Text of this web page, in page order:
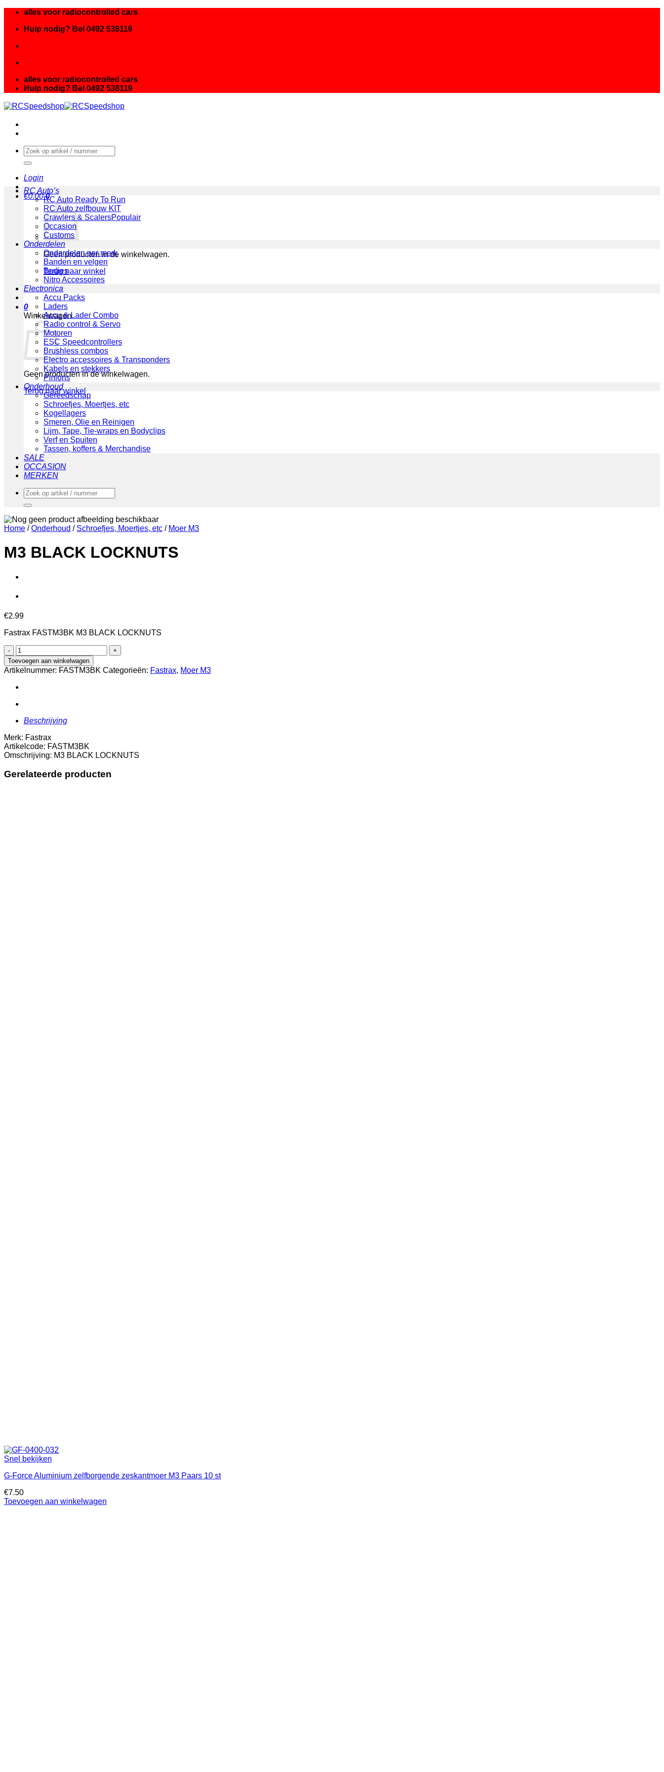
inhoud
alles voor radiocontrolled cars
Hulp nodig? Bel 0492 538119
alles voor radiocontrolled cars
Hulp nodig? Bel 0492 538119
Zoeken
naar:
Login
€0.00 0
Geen producten in de winkelwagen.
Terug naar winkel
0
Winkelwagen
Geen producten in de winkelwagen.
Terug naar winkel
RC Auto’s
RC Auto Ready To Run
RC Auto zelfbouw KIT
Crawlers & Scalers
Occasion
Customs
Onderdelen
Onderdelen per merk
Banden en velgen
Bodies
Nitro Accessoires
Electronica
Accu Packs
Laders
Accu & Lader Combo
Radio control & Servo
Motoren
ESC Speedcontrollers
Brushless combos
Electro accessoires & Transponders
Kabels en stekkers
Pinions
Onderhoud
Gereedschap
Schroefjes, Moertjes, etc
Kogellagers
Smeren, Olie en Reinigen
Lijm, Tape, Tie-wraps en Bodyclips
Verf en Spuiten
Tassen, koffers & Merchandise
SALE
OCCASION
MERKEN
Zoeken
naar:
Home / Onderhoud / Schroefjes, Moertjes, etc / Moer M3
M3 BLACK LOCKNUTS
€2.99
Fastrax FASTM3BK M3 BLACK LOCKNUTS
M3
BLACK
LOCKNUTS
aantal
Toevoegen aan winkelwagen
Artikelnummer: FASTM3BK Categorieën: Fastrax, Moer M3
Beschrijving
Merk: Fastrax
Artikelcode: FASTM3BK
Omschrijving: M3 BLACK LOCKNUTS
Gerelateerde producten
Snel bekijken
G-Force Aluminium zelfborgende zeskantmoer M3 Paars 10 st
€7.50
Toevoegen aan winkelwagen